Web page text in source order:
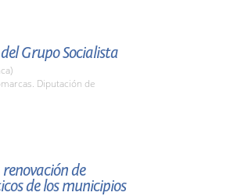
Grupo Socialista
Diputación de
de
de los municipios